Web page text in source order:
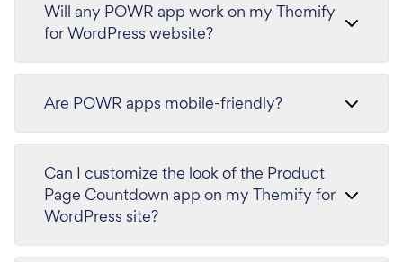
Will any POWR app work on my Themify
for WordPress website?
Are POWR apps mobile-friendly?
Can I customize the look of the Product
Page Countdown app on my Themify for
WordPress site?